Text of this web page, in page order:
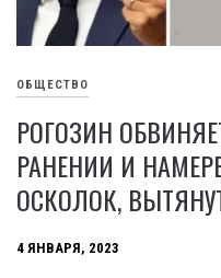
ОБЩЕСТВО
РОГОЗИН
РАНЕНИИ И
ОСКОЛОК,
4 ЯНВАРЯ, 2023